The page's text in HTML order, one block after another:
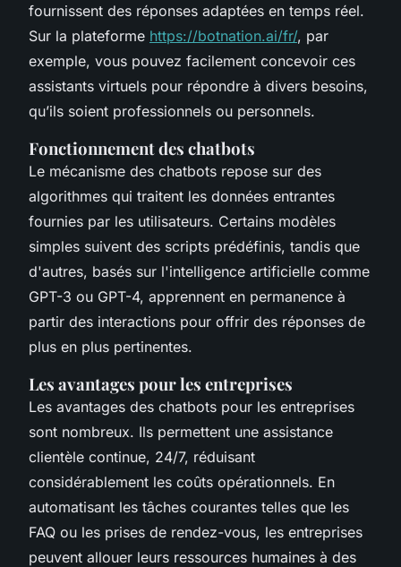
fournissent des réponses adaptées en temps réel.
Sur la plateforme https://botnation.ai/fr/, par
exemple, vous pouvez facilement concevoir ces
assistants virtuels pour répondre à divers besoins,
qu’ils soient professionnels ou personnels.
Fonctionnement des chatbots
Le mécanisme des chatbots repose sur des
algorithmes qui traitent les données entrantes
fournies par les utilisateurs. Certains modèles
simples suivent des scripts prédéfinis, tandis que
d'autres, basés sur l'intelligence artificielle comme
GPT-3 ou GPT-4, apprennent en permanence à
partir des interactions pour offrir des réponses de
plus en plus pertinentes.
Les avantages pour les entreprises
Les avantages des chatbots pour les entreprises
sont nombreux. Ils permettent une assistance
clientèle continue, 24/7, réduisant
considérablement les coûts opérationnels. En
automatisant les tâches courantes telles que les
FAQ ou les prises de rendez-vous, les entreprises
peuvent allouer leurs ressources humaines à des